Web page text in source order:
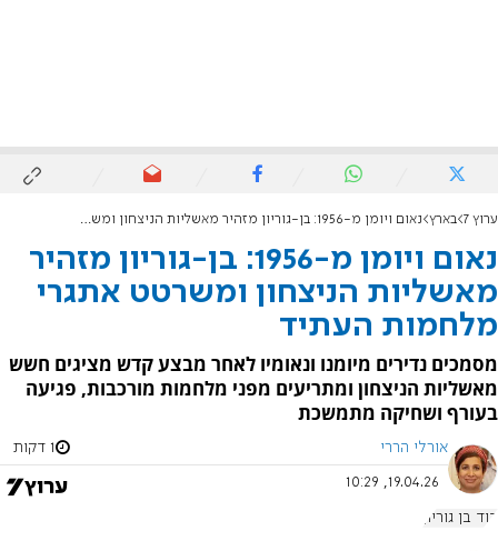
ערוץ 7 בארץ נאום ויומן מ-1956: בן-גוריון מזהיר מאשליות הניצחון ומשרטט אתגרי מלחמות העתיד
נאום ויומן מ-1956: בן-גוריון מזהיר
מאשליות הניצחון ומשרטט אתגרי
מלחמות העתיד
מסמכים נדירים מיומנו ונאומיו לאחר מבצע קדש מציגים חשש
מאשליות הניצחון ומתריעים מפני מלחמות מורכבות, פגיעה
בעורף ושחיקה מתמשכת
אורלי הררי 1 דקות
19.04.26, 10:29
דוד בן גוריון